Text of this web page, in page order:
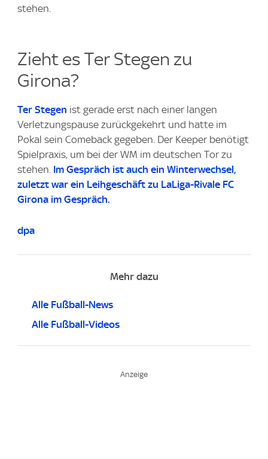
stehen.
Zieht es Ter Stegen zu
Girona?
Ter Stegen ist gerade erst nach einer langen
Verletzungspause zurückgekehrt und hatte im
Pokal sein Comeback gegeben. Der Keeper benötigt
Spielpraxis, um bei der WM im deutschen Tor zu
stehen. Im Gespräch ist auch ein Winterwechsel,
zuletzt war ein Leihgeschäft zu LaLiga-Rivale FC
Girona im Gespräch.
dpa
Mehr dazu
Alle Fußball-News
Alle Fußball-Videos